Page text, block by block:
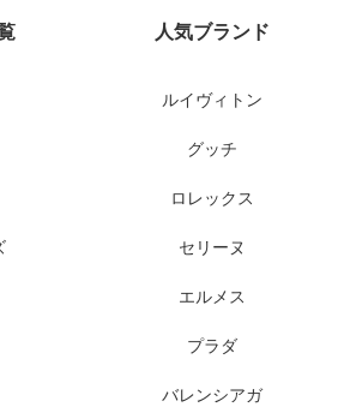
人気ブランド
ルイヴィトン
グッチ
ロレックス
セリーヌ
エルメス
プラダ
バレンシアガ